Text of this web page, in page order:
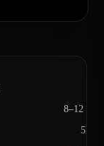
8–12 pax
5h54